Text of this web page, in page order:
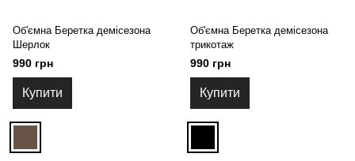
Об'ємна Беретка демісезона
Шерлок
990 грн
Купити
Об'ємна Беретка демісезона
трикотаж
990 грн
Купити